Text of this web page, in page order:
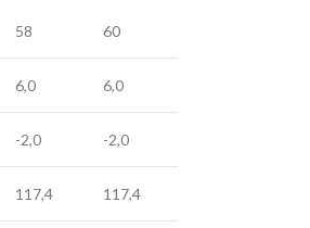
58 60
6,0 6,0
-2,0 -2,0
117,4 117,4